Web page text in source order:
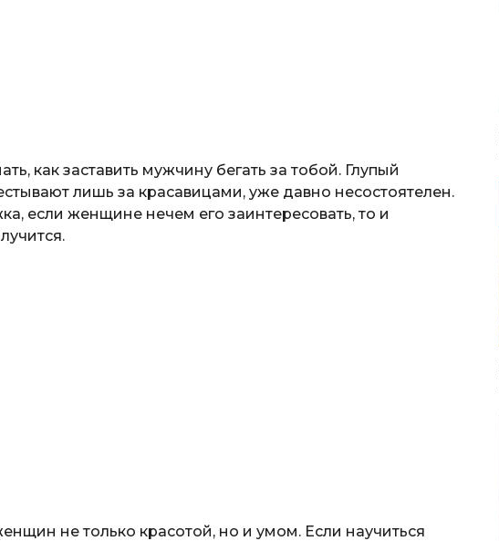
как заставить мужчину бегать за тобой. Глупый
лишь за красавицами, уже давно несостоятелен.
если женщине нечем его заинтересовать, то и
не только красотой, но и умом. Если научиться